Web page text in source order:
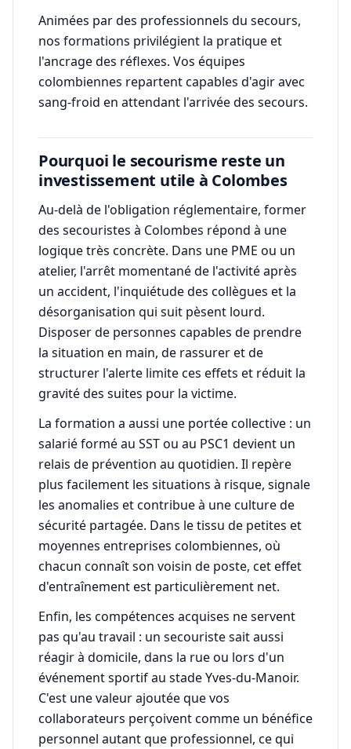
Animées par des professionnels du secours,
nos formations privilégient la pratique et
l'ancrage des réflexes. Vos équipes
colombiennes repartent capables d'agir avec
sang-froid en attendant l'arrivée des secours.
Pourquoi le secourisme reste un
investissement utile à Colombes
Au-delà de l'obligation réglementaire, former
des secouristes à Colombes répond à une
logique très concrète. Dans une PME ou un
atelier, l'arrêt momentané de l'activité après
un accident, l'inquiétude des collègues et la
désorganisation qui suit pèsent lourd.
Disposer de personnes capables de prendre
la situation en main, de rassurer et de
structurer l'alerte limite ces effets et réduit la
gravité des suites pour la victime.
La formation a aussi une portée collective : un
salarié formé au SST ou au PSC1 devient un
relais de prévention au quotidien. Il repère
plus facilement les situations à risque, signale
les anomalies et contribue à une culture de
sécurité partagée. Dans le tissu de petites et
moyennes entreprises colombiennes, où
chacun connaît son voisin de poste, cet effet
d'entraînement est particulièrement net.
Enfin, les compétences acquises ne servent
pas qu'au travail : un secouriste sait aussi
réagir à domicile, dans la rue ou lors d'un
événement sportif au stade Yves-du-Manoir.
C'est une valeur ajoutée que vos
collaborateurs perçoivent comme un bénéfice
personnel autant que professionnel, ce qui